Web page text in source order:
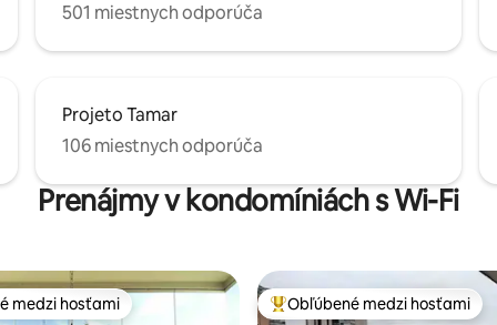
501 miestnych odporúča
Projeto Tamar
106 miestnych odporúča
Prenájmy v kondomíniách s Wi-Fi
medzi hosťami
medzi hosťami Najobľúbenejšie medzi hosťami
Obľúbené medzi hosťami